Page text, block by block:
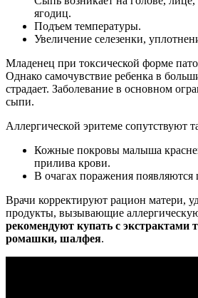
ягодиц.
Подъем температуры.
Увеличение селезенки,
Младенец при токсической форме
Однако самочувствие ребенка в
страдает. Заболевание в основном
сыпи.
Аллергической эритеме сопутствуют
Кожные покровы малыша
прилива крови.
В очагах поражения
Врачи корректируют рацион матери,
продукты, вызывающие
рекомендуют купать с экстрактами
ромашки, шалфея.